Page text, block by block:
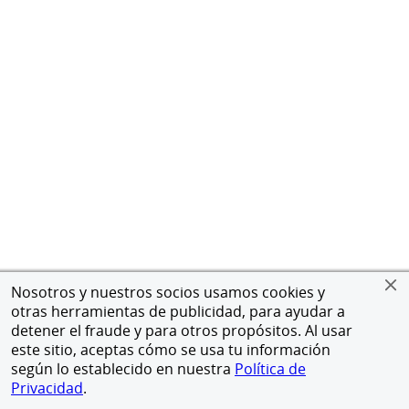
Nosotros y nuestros socios usamos cookies y
otras herramientas de publicidad, para ayudar a
detener el fraude y para otros propósitos. Al usar
este sitio, aceptas cómo se usa tu información
según lo establecido en nuestra Política de
Privacidad.